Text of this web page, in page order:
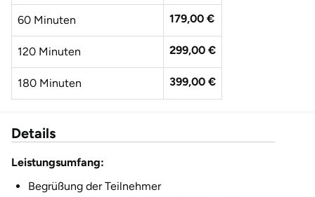
60 Minuten 179,00 €
120 Minuten 299,00 €
180 Minuten 399,00 €
Details
Leistungsumfang:
Begrüßung der Teilnehmer
Fürth
Geiselwind
Gersfeld